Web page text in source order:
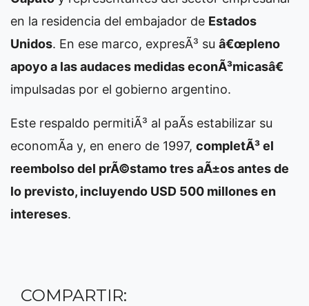
en la residencia del embajador de Estados
Unidos. En ese marco, expresÃ³ su â€œpleno
apoyo a las audaces medidas econÃ³micasâ€
impulsadas por el gobierno argentino.
Este respaldo permitiÃ³ al paÃ­s estabilizar su
economÃ­a y, en enero de 1997, completÃ³ el
reembolso del prÃ©stamo tres aÃ±os antes de
lo previsto, incluyendo USD 500 millones en
intereses.
COMPARTIR: